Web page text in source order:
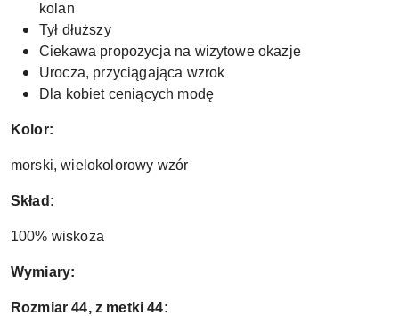
kolan
Tył dłuższy
Ciekawa propozycja na wizytowe okazje
Urocza, przyciągająca wzrok
Dla kobiet ceniących modę
Kolor:
morski, wielokolorowy wzór
Skład:
100% wiskoza
Wymiary:
Rozmiar 44, z metki 44: